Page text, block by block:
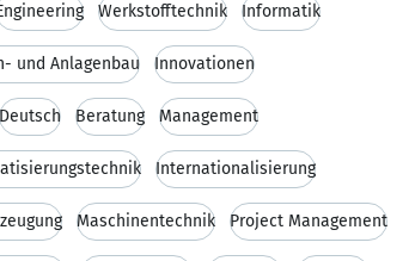
Werkstofftechnik Informatik
und Anlagenbau Innovationen
Deutsch Beratung Management
Internationalisierung
Maschinentechnik Project Management